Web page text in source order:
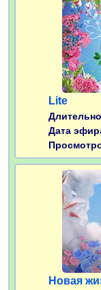
Lite
Дата
Новая